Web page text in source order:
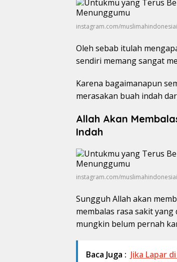
instagram.com/
Oleh sebab itulah
sendiri memang sangat
Karena bagaimanapun
merasakan buah indah
Allah Akan
Indah
instagram.com/
Sungguh Allah akan
membalas rasa sakit
mungkin belum pernah
Baca Juga : Jika Lapar